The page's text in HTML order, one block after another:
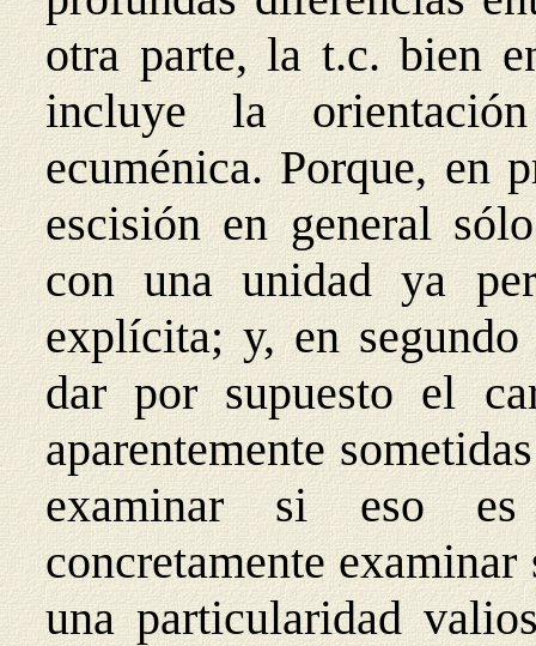
otra parte, la t.c. bien
incluye la
ecuménica. Porque, en
escisión en general
con una unidad ya
explícita; y, en
dar por supuesto el
aparentemente
examinar si eso
concretamente
una particularidad